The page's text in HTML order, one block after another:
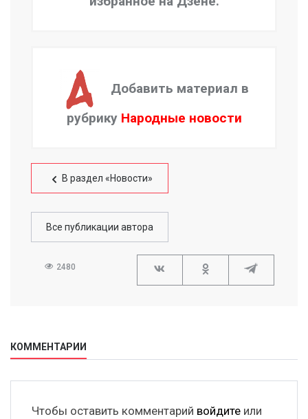
Добавить материал в
рубрику Народные новости
В раздел «Новости»
Все публикации автора
2480
КОММЕНТАРИИ
Чтобы оставить комментарий войдите или